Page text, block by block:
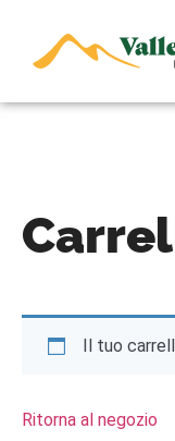
Il tuo
Ritorna al negozio